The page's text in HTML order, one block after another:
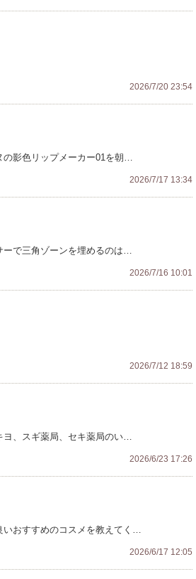
2026/7/20 23:54
の影色リップメーカー01を朝…
2026/7/17 13:34
ーで三角ゾーンを埋めるのは…
2026/7/16 10:01
2026/7/12 18:59
ヨ、スギ薬局、セキ薬局のい…
2026/6/23 17:26
いおすすめのコスメを教えてく…
2026/6/17 12:05